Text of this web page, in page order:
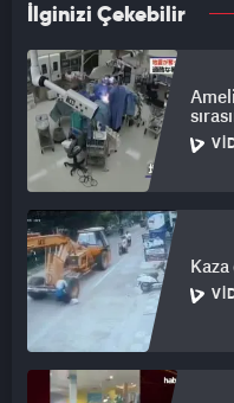
İlginizi Çekebilir